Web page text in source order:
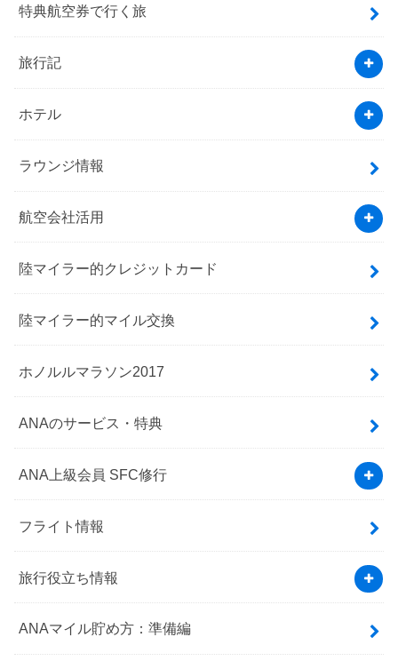
特典航空券で行く旅
旅行記
ホテル
ラウンジ情報
航空会社活用
陸マイラー的クレジットカード
陸マイラー的マイル交換
ホノルルマラソン2017
ANAのサービス・特典
ANA上級会員 SFC修行
フライト情報
旅行役立ち情報
ANAマイル貯め方：準備編